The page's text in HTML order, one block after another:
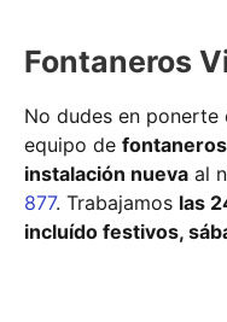
Fontaneros
No dudes en
equipo de
instalación nueva al
877. Trabajamos las
incluído festivos,